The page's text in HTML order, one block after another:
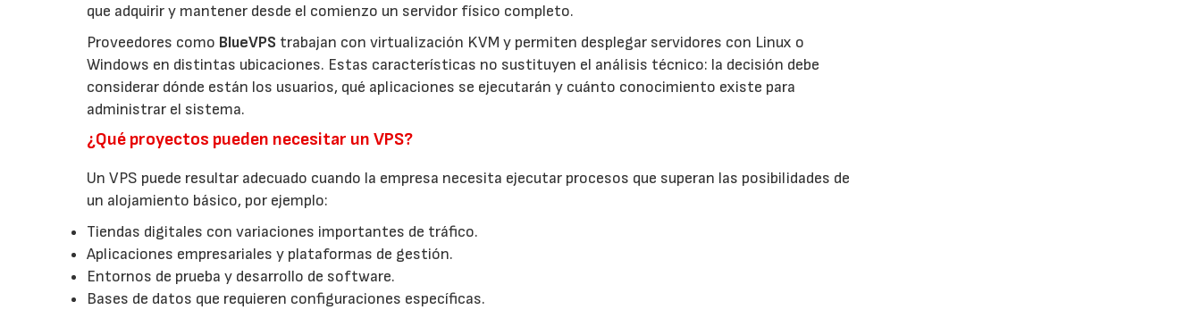
que adquirir y mantener desde el comienzo un servidor físico completo.
Proveedores como BlueVPS trabajan con virtualización KVM y permiten desplegar servidores con Linux o
Windows en distintas ubicaciones. Estas características no sustituyen el análisis técnico: la decisión debe
considerar dónde están los usuarios, qué aplicaciones se ejecutarán y cuánto conocimiento existe para
administrar el sistema.
¿Qué proyectos pueden necesitar un VPS?
Un VPS puede resultar adecuado cuando la empresa necesita ejecutar procesos que superan las posibilidades de
un alojamiento básico, por ejemplo:
Tiendas digitales con variaciones importantes de tráfico.
Aplicaciones empresariales y plataformas de gestión.
Entornos de prueba y desarrollo de software.
Bases de datos que requieren configuraciones específicas.